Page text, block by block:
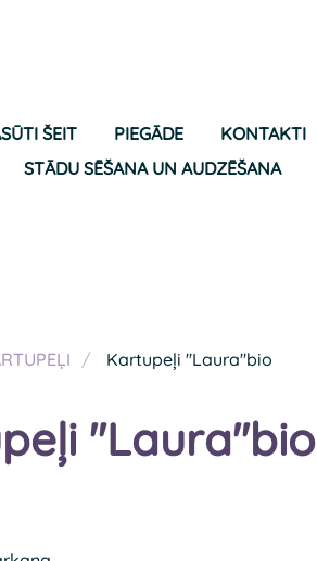
ŠEIT PIEGĀDE KONTAKTI
STĀDU SĒŠANA UN AUDZĒŠANA
Kartupeļi ''Laura''bio
''Laura''bio